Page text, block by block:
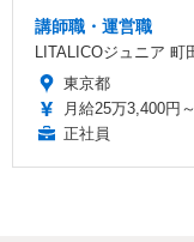
講師職・運営職
LITALICOジュニア 町
東京都
月給25万3,400円
正社員